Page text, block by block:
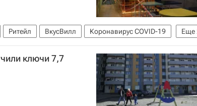
Еще
Ритейл ВкусВилл
Коронавирус COVID-19
ключи 7,7